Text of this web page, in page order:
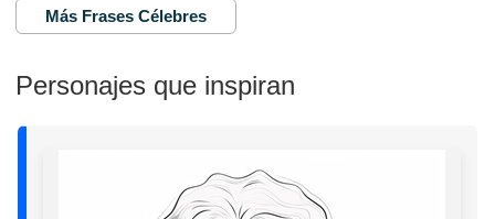
Más Frases Célebres
Personajes que inspiran